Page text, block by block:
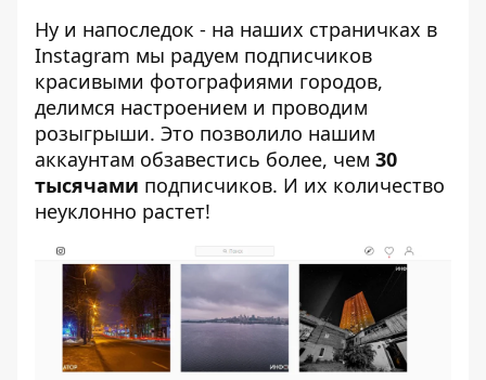
Ну и напоследок - на наших страничках в
Instagram мы радуем подписчиков
красивыми фотографиями городов,
делимся настроением и проводим
розыгрыши. Это позволило нашим
аккаунтам обзавестись более, чем 30
тысячами подписчиков. И их количество
неуклонно растет!